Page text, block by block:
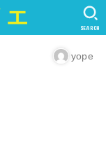
エ SEARCH
yope